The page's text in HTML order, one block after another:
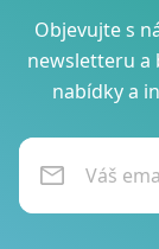
Objevujte s
newsletteru a
nabídky a